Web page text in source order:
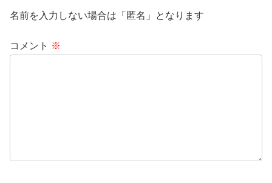
名前を入力しない場合は「匿名」となります
コメント ※